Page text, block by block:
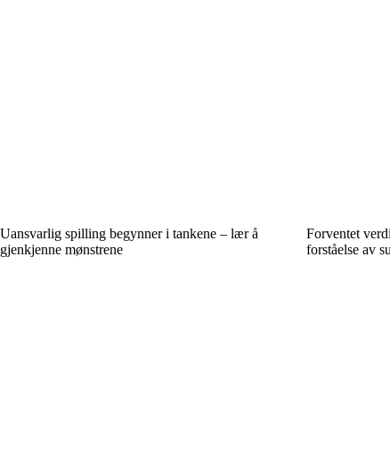
Uansvarlig spilling begynner i tankene – lær å
gjenkjenne mønstrene
Forventet
forståelse av